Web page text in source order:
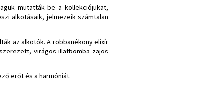
mutatták be a kollekciójukat,
alkotásaik, jelmezeik számtalan
az alkotók. A robbanékony elixír
virágos illatbomba zajos
erőt és a harmóniát.